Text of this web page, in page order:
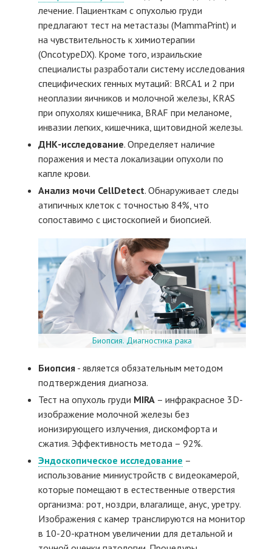
лечение. Пациенткам с опухолью груди
предлагают тест на метастазы (MammaPrint) и
на чувствительность к химиотерапии
(OncotypeDX). Кроме того, израильские
специалисты разработали систему исследования
специфических генных мутаций: BRCA1 и 2 при
неоплазии яичников и молочной железы, KRAS
при опухолях кишечника, BRAF при меланоме,
инвазии легких, кишечника, щитовидной железы.
ДНК-исследование. Определяет наличие
поражения и места локализации опухоли по
капле крови.
Анализ мочи CellDetect. Обнаруживает следы
атипичных клеток с точностью 84%, что
сопоставимо с цистоскопией и биопсией.
Биопсия. Диагностика рака
Биопсия- является обязательным методом
подтверждения диагноза.
Тест на опухоль груди MIRA– инфракрасное 3D-
изображение молочной железы без
ионизирующего излучения, дискомфорта и
сжатия. Эффективность метода – 92%.
Эндоскопическое исследование –
использование миниустройств с видеокамерой,
которые помещают в естественные отверстия
организма: рот, ноздри, влагалище, анус, уретру.
Изображения с камер транслируются на монитор
в 10-20-кратном увеличении для детальной и